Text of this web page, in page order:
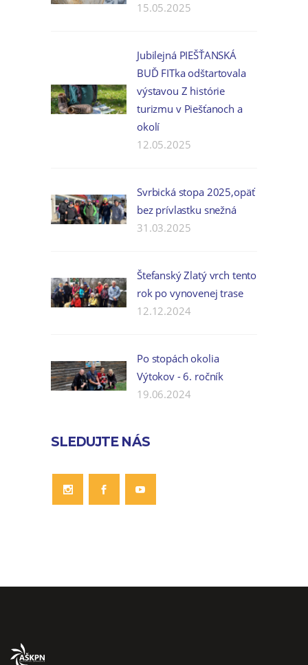
15.05.2025
Jubilejná PIEŠŤANSKÁ
BUĎ FITka odštartovala
výstavou Z histórie
turizmu v Piešťanoch a
okolí
12.05.2025
Svrbická stopa 2025,opäť
bez prívlastku snežná
31.03.2025
Štefanský Zlatý vrch tento
rok po vynovenej trase
12.12.2024
Po stopách okolia
Výtokov - 6. ročník
19.06.2024
SLEDUJTE NÁS